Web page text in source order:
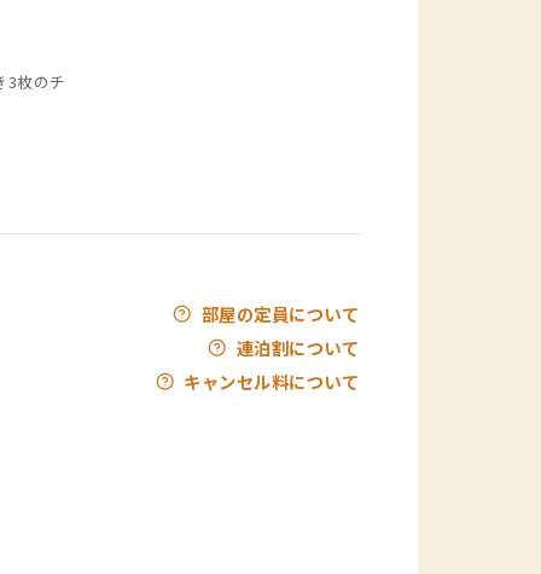
3枚のチ
部屋の定員について
連泊割について
キャンセル料について